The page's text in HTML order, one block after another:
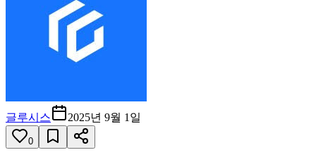
글루시스 2025년 9월 1일
0